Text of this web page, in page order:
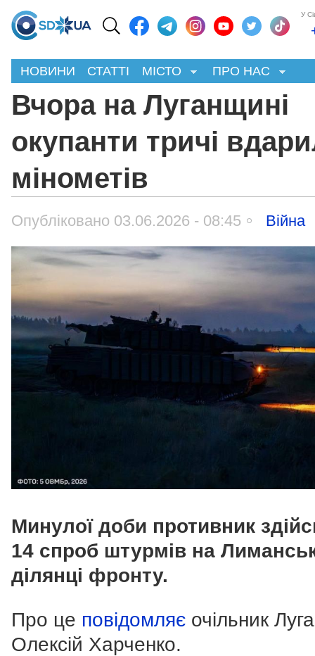
У
НОВИНИ СТАТТІ МІСТО ПРО НАС
Вчора на Луганщині
окупанти тричі
мінометів
Опубліковано 03.06.2026 - 08:45 Війна
Минулої доби противник
14 спроб штурмів на
ділянці фронту.
Про це повідомляє очільник
Олексій Харченко.